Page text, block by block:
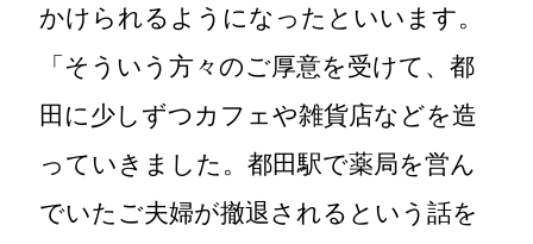
かけられるようになったといいます。
「そういう方々のご厚意を受けて、都
田に少しずつカフェや雑貨店などを造
っていきました。都田駅で薬局を営ん
でいたご夫婦が撤退されるという話を